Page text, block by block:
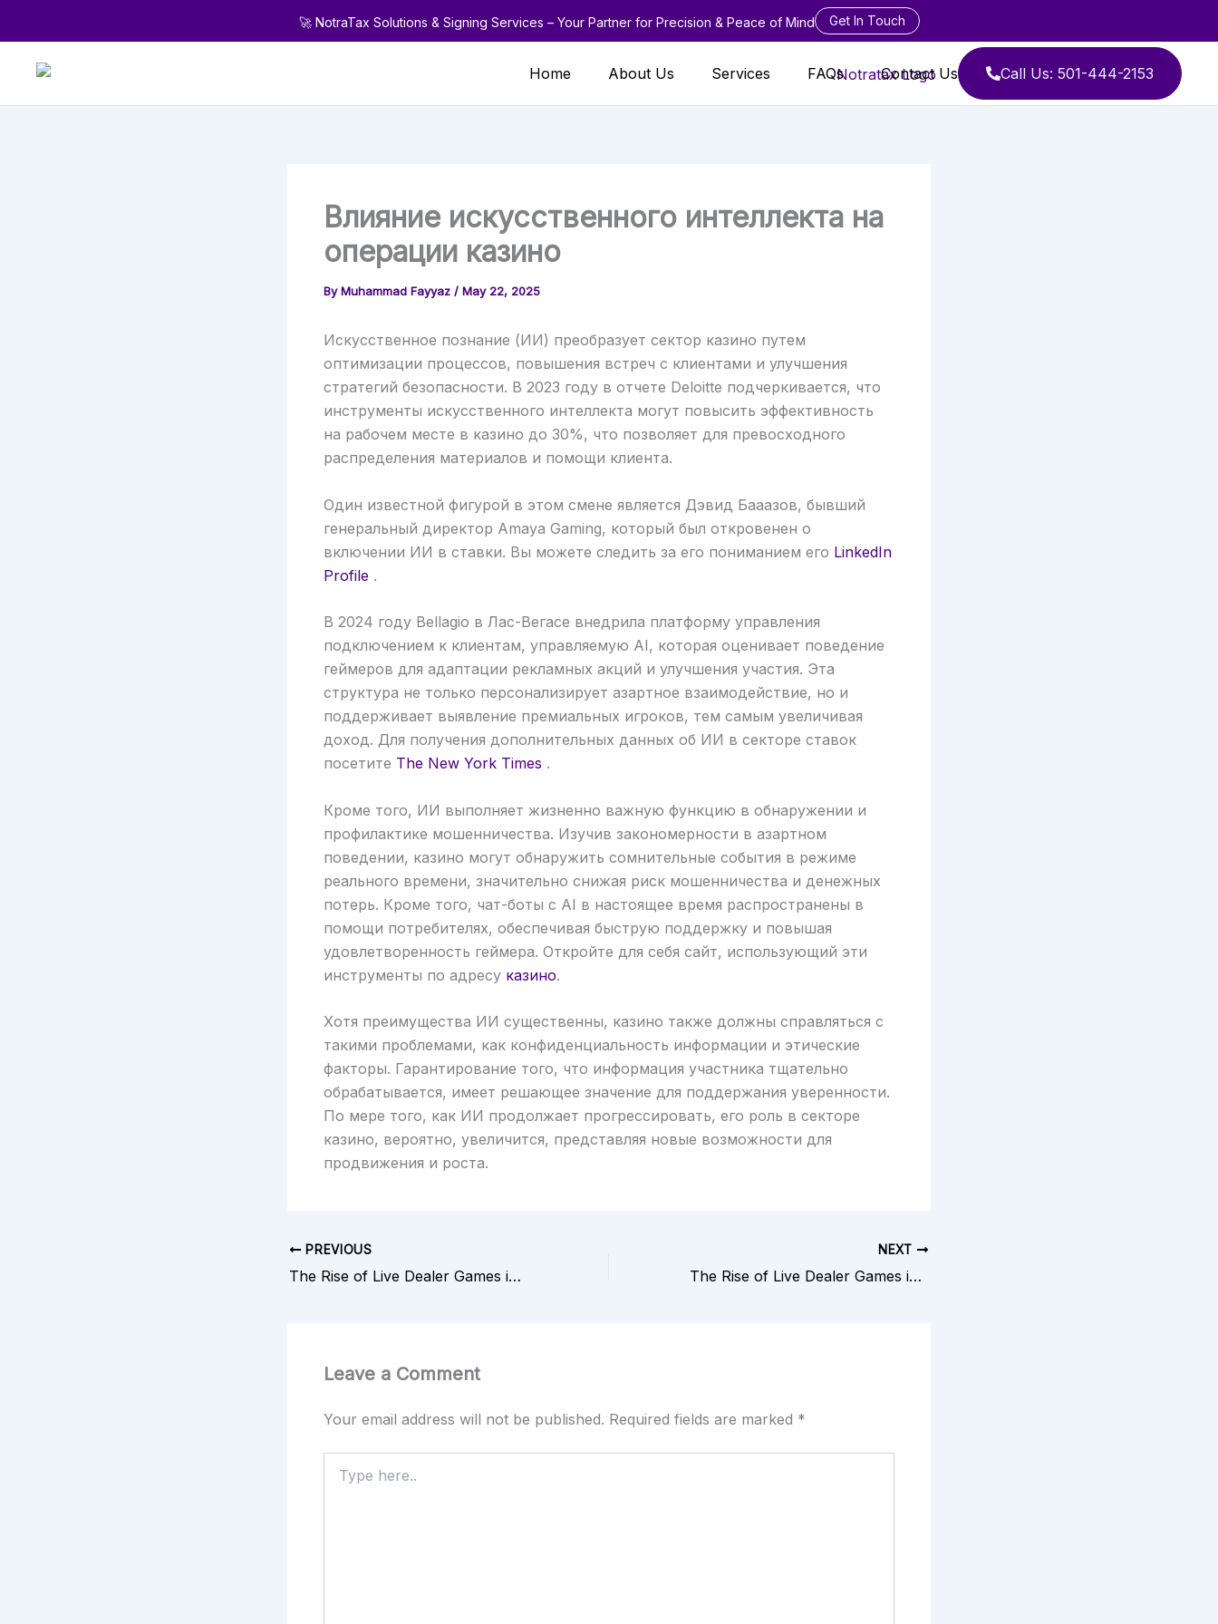
content
🚀 NotraTax Solutions & Signing Services – Your Partner for Precision & Peace of Mind Get In Touch
Home About Us Services FAQs Contact Us Call Us: 501-444-2153
Влияние искусственного интеллекта на
операции казино
ByMuhammad Fayyaz / May 22, 2025
Искусственное познание (ИИ) преобразует сектор казино путем
оптимизации процессов, повышения встреч с клиентами и улучшения
стратегий безопасности. В 2023 году в отчете Deloitte подчеркивается, что
инструменты искусственного интеллекта могут повысить эффективность
на рабочем месте в казино до 30%, что позволяет для превосходного
распределения материалов и помощи клиента.
Один известной фигурой в этом смене является Дэвид Бааазов, бывший
генеральный директор Amaya Gaming, который был откровенен о
включении ИИ в ставки. Вы можете следить за его пониманием его LinkedIn
Profile .
В 2024 году Bellagio в Лас-Вегасе внедрила платформу управления
подключением к клиентам, управляемую AI, которая оценивает поведение
геймеров для адаптации рекламных акций и улучшения участия. Эта
структура не только персонализирует азартное взаимодействие, но и
поддерживает выявление премиальных игроков, тем самым увеличивая
доход. Для получения дополнительных данных об ИИ в секторе ставок
посетите The New York Times .
Кроме того, ИИ выполняет жизненно важную функцию в обнаружении и
профилактике мошенничества. Изучив закономерности в азартном
поведении, казино могут обнаружить сомнительные события в режиме
реального времени, значительно снижая риск мошенничества и денежных
потерь. Кроме того, чат-боты с AI в настоящее время распространены в
помощи потребителях, обеспечивая быструю поддержку и повышая
удовлетворенность геймера. Откройте для себя сайт, использующий эти
инструменты по адресу казино.
Хотя преимущества ИИ существенны, казино также должны справляться с
такими проблемами, как конфиденциальность информации и этические
факторы. Гарантирование того, что информация участника тщательно
обрабатывается, имеет решающее значение для поддержания уверенности.
По мере того, как ИИ продолжает прогрессировать, его роль в секторе
казино, вероятно, увеличится, представляя новые возможности для
продвижения и роста.
PREVIOUS
The Rise of Live Dealer Games in Online Casinos
NEXT
The Rise of Live Dealer Games in Online Casinos
Leave a Comment
Your email address will not be published. Required fields are marked *
here..